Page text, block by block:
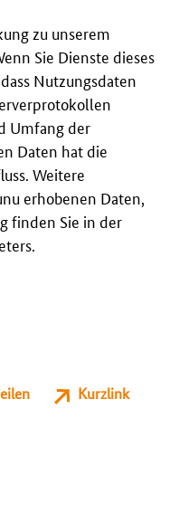
zu unserem
Sie Dienste dieses
Nutzungsdaten
Umfang der
Daten hat die
Weitere
erhobenen Daten,
finden Sie in der
Kurzlink